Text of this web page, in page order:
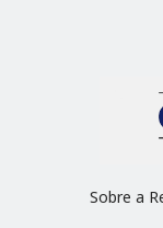
Sobre a